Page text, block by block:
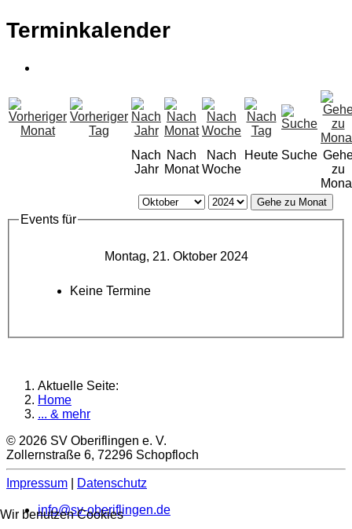
Terminkalender
Nach
Jahr
Nach
Monat
Nach
Woche
Heute Suche
zu
Gehe zu Monat
Events für
Montag, 21. Oktober 2024
Keine Termine
Aktuelle Seite:
Home
... & mehr
© 2026 SV Oberiflingen e. V.
Zollernstraße 6, 72296 Schopfloch
Impressum
Datenschutz
info@sv-oberiflingen.de
Wir benutzen Cookies